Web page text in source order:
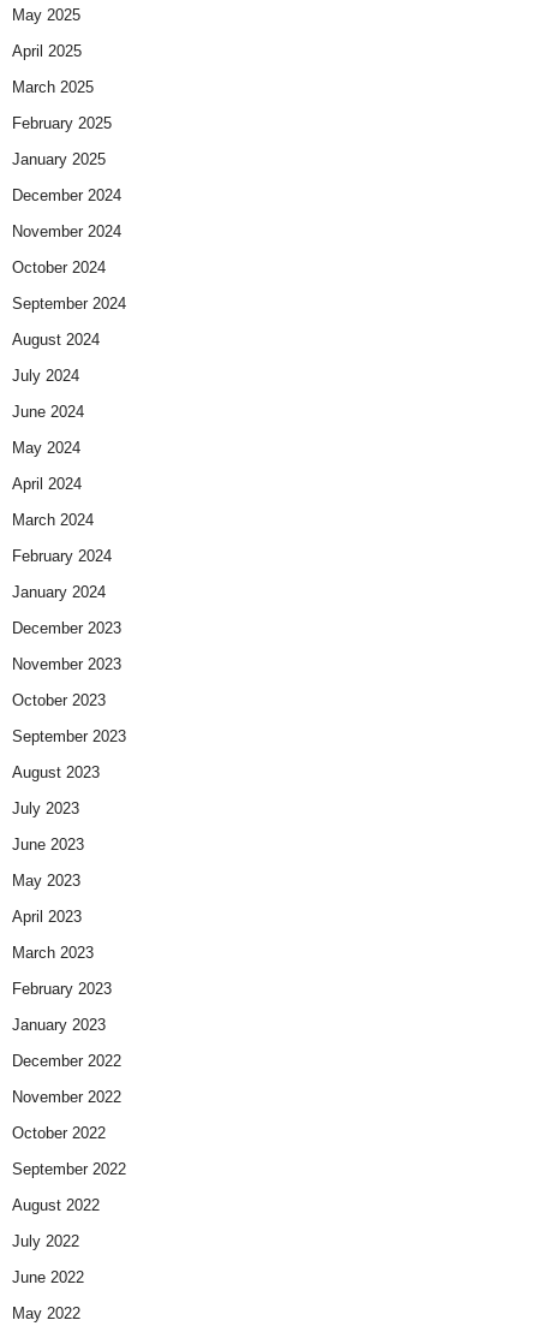
May 2025
April 2025
March 2025
February 2025
January 2025
December 2024
November 2024
October 2024
September 2024
August 2024
July 2024
June 2024
May 2024
April 2024
March 2024
February 2024
January 2024
December 2023
November 2023
October 2023
September 2023
August 2023
July 2023
June 2023
May 2023
April 2023
March 2023
February 2023
January 2023
December 2022
November 2022
October 2022
September 2022
August 2022
July 2022
June 2022
May 2022